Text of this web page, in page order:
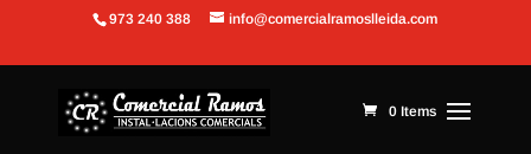
Obre la barra d'eines
973 240 388 info@comercialramoslleida.com
0 Items